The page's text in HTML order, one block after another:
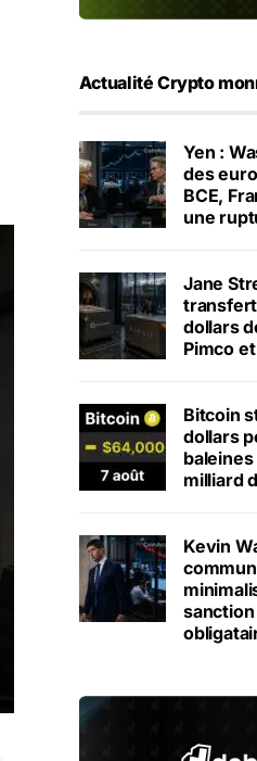
Actualité Crypto
Yen :
des
BCE,
une
Jane
transfert
dollars
Pimco
Bitcoin
dollars
milliard
Kevin